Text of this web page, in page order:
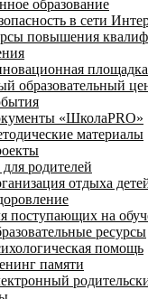
образование
в сети
повышения
площадка
образовательный
«ШколаPRO»
материалы
родителей
отдыха
поступающих на
ресурсы
помощь
памяти